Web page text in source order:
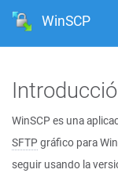
WinSCP
WinSCP es una
SFTP gráfico para
seguir usando la